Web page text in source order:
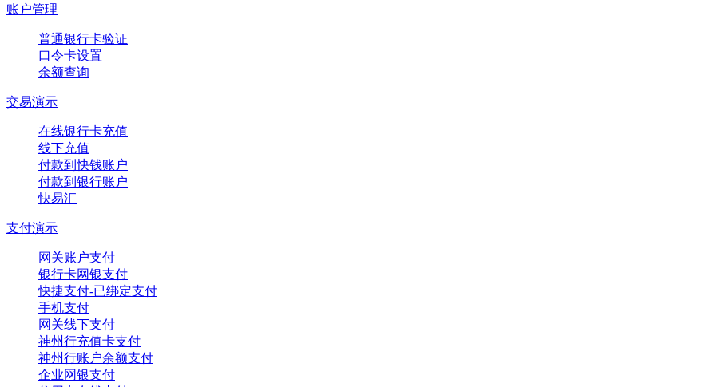
账户管理
普通银行卡验证
口令卡设置
余额查询
交易演示
在线银行卡充值
线下充值
付款到快钱账户
付款到银行账户
快易汇
支付演示
网关账户支付
银行卡网银支付
快捷支付-已绑定支付
手机支付
网关线下支付
神州行充值卡支付
神州行账户余额支付
企业网银支付